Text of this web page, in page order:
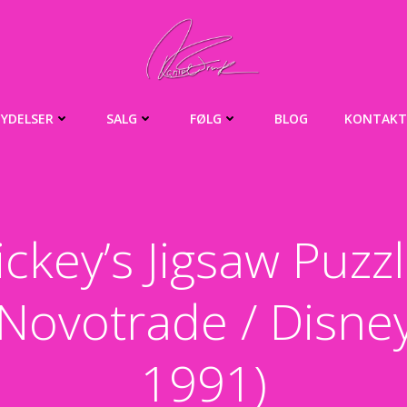
YDELSER SALG FØLG BLOG KONTAKT
Jigsaw
/
1991)